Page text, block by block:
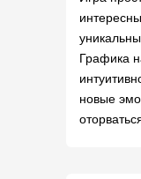
Графика
новые